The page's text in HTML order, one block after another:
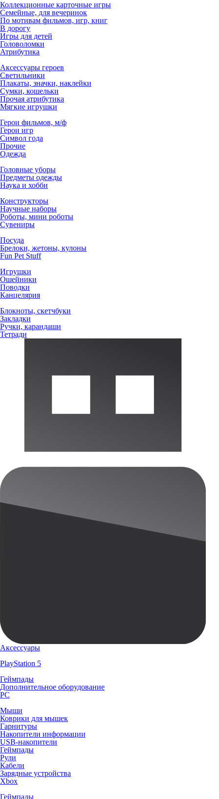
Коллекционные карточные игры
Семейные, для вечеринок
По мотивам фильмов, игр, книг
В дорогу
Игры для детей
Головоломки
Атрибутика
Аксессуары героев
Светильники
Плакаты, значки, наклейки
Сумки, кошельки
Прочая атрибутика
Мягкие игрушки
Герои фильмов, м/ф
Герои игр
Символ года
Прочие
Одежда
Головные уборы
Предметы одежды
Наука и хобби
Конструкторы
Научные наборы
Роботы, мини роботы
Сувениры
Посуда
Брелоки, жетоны, кулоны
Fun Pet Stuff
Игрушки
Ошейники
Поводки
Канцелярия
Блокноты, скетчбуки
Закладки
Ручки, карандаши
Тетради
Аксессуары
PlayStation 5
Геймпады
Дополнительное оборудование
PC
Мыши
Коврики для мышек
Гарнитуры
Накопители информации
USB-накопители
Геймпады
Рули
Кабели
Зарядные устройства
Xbox
Геймпады